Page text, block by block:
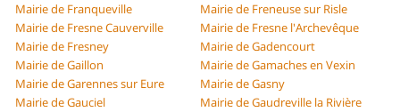
Mairie de Franqueville
Mairie de Freneuse sur Risle
Mairie de Fresne Cauverville
Mairie de Fresne l'Archevêque
Mairie de Fresney
Mairie de Gadencourt
Mairie de Gaillon
Mairie de Gamaches en Vexin
Mairie de Garennes sur Eure
Mairie de Gasny
Mairie de Gauciel
Mairie de Gaudreville la Rivière